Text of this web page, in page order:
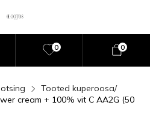
0 0
Tooted kuperoosa/
cream + 100% vit C AA2G (50